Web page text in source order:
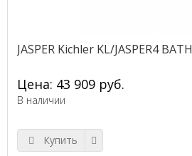
JASPER Kichler KL/JASPER4 BATH
Цена: 43 909 руб.
В наличии
Купить